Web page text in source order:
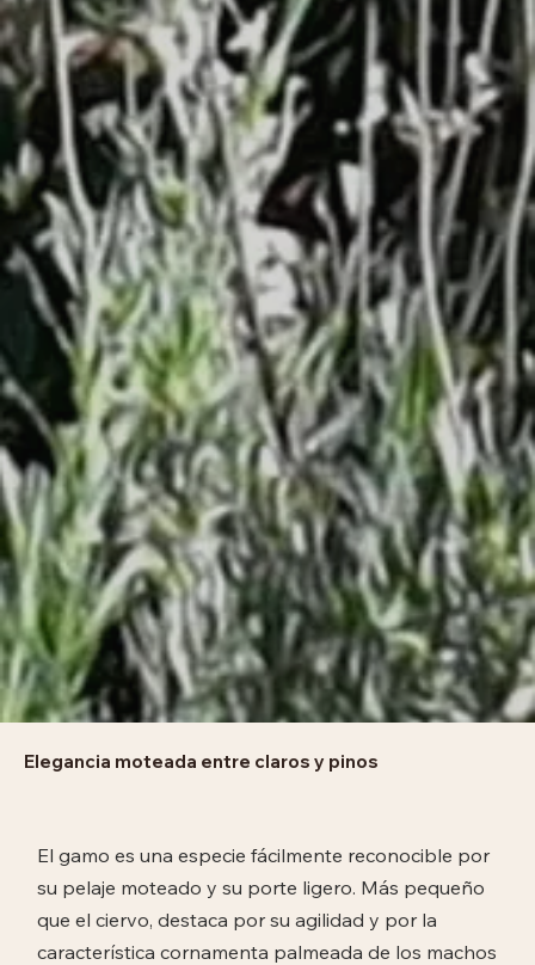
Elegancia moteada entre claros y pinos
El gamo es una especie fácilmente reconocible por
su pelaje moteado y su porte ligero. Más pequeño
que el ciervo, destaca por su agilidad y por la
característica cornamenta palmeada de los machos